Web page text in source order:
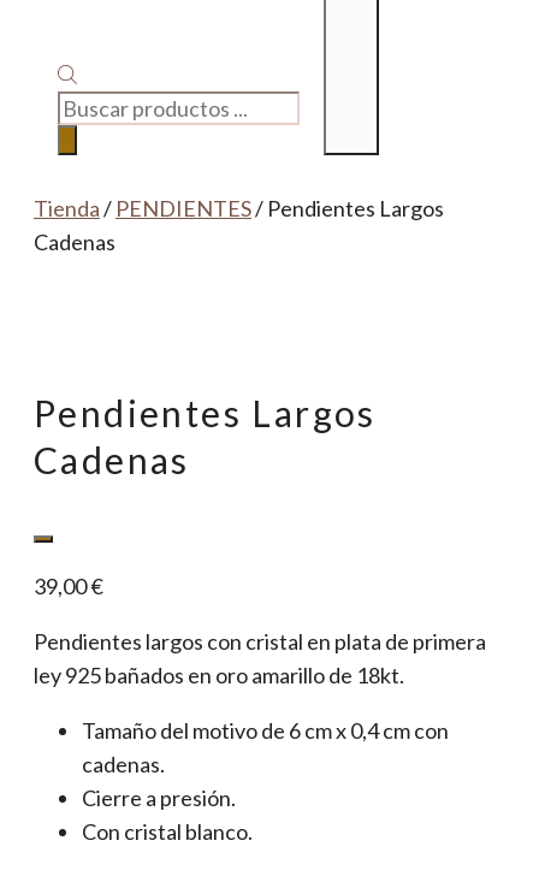
BÚSQUEDA
DE
PRODUCTOS
Tienda/ PENDIENTES/ Pendientes Largos
Cadenas
Pendientes Largos
Cadenas
39,00€
Pendientes largos con cristal en plata de primera
ley 925 bañados en oro amarillo de 18kt.
Tamaño del motivo de 6 cm x 0,4 cm con
cadenas.
Cierre a presión.
Con cristal blanco.